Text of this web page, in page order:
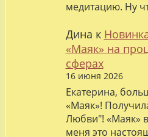
медитацию. Ну
Дина к
«Маяк» на
сферах
16 июня 2026
Екатерина,
«Маяк»!
Любви"! «Маяк»
меня это